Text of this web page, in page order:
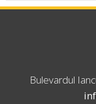
Bulevardul